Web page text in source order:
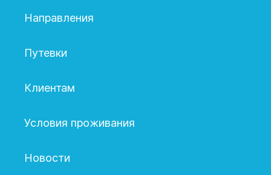
Направления
Путевки
Клиентам
Условия проживания
Новости